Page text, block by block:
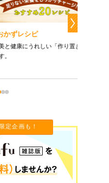
い「作り置きおかず」を
定企画も！